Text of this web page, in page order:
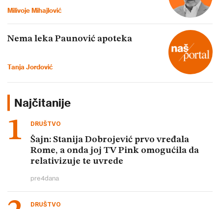
Milivoje Mihajlović
Nema leka Paunović apoteka
Tanja Jordović
Najčitanije
DRUŠTVO
Šajn: Stanija Dobrojević prvo vređala
Rome, a onda joj TV Pink omogućila da
relativizuje te uvrede
pre4dana
DRUŠTVO